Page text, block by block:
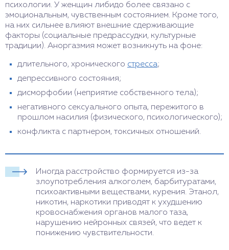
психологии. У женщин либидо более связано с
эмоциональным, чувственным состоянием. Кроме того,
на них сильнее влияют внешние сдерживающие
факторы (социальные предрассудки, культурные
традиции). Аноргазмия может возникнуть на фоне:
длительного, хронического стресса;
депрессивного состояния;
дисморфобии (неприятие собственного тела);
негативного сексуального опыта, пережитого в
прошлом насилия (физического, психологического);
конфликта с партнером, токсичных отношений.
Иногда расстройство формируется из-за
злоупотребления алкоголем, барбитуратами,
психоактивными веществами, курения. Этанол,
никотин, наркотики приводят к ухудшению
кровоснабжения органов малого таза,
нарушению нейронных связей, что ведет к
понижению чувствительности.